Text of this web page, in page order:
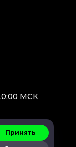
МСК
Принять